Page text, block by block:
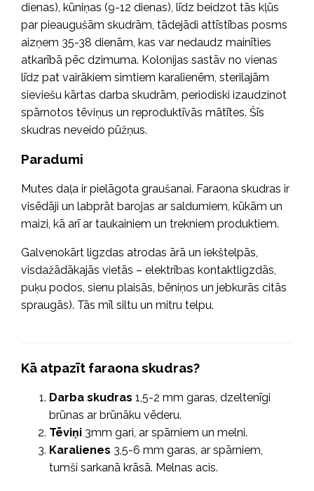
dienas), kūniņas (9-12 dienas), līdz beidzot tās kļūs
par pieaugušām skudrām, tādejādi attīstības posms
aizņem 35-38 dienām, kas var nedaudz mainīties
atkarībā pēc dzimuma. Kolonijas sastāv no vienas
līdz pat vairākiem simtiem karalienēm, sterilajām
sieviešu kārtas darba skudrām, periodiski izaudzinot
spārnotos tēviņus un reproduktīvās mātītes. Šīs
skudras neveido pūžņus.
Paradumi
Mutes daļa ir pielāgota graušanai. Faraona skudras ir
visēdāji un labprāt barojas ar saldumiem, kūkām un
maizi, kā arī ar taukainiem un trekniem produktiem.
Galvenokārt ligzdas atrodas ārā un iekštelpās,
visdažādākajās vietās – elektrības kontaktligzdās,
puķu podos, sienu plaisās, bēniņos un jebkurās citās
spraugās). Tās mīl siltu un mitru telpu.
Kā atpazīt faraona skudras?
Darba skudras 1,5-2 mm garas, dzeltenīgi
brūnas ar brūnāku vēderu.
Tēviņi 3mm gari, ar spārniem un melni.
Karalienes 3,5-6 mm garas, ar spārniem,
tumši sarkanā krāsā. Melnas acis.